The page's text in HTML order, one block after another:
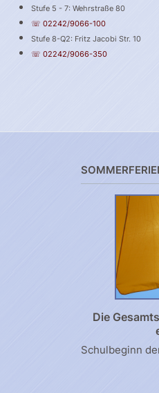
Stufe 5 - 7: Wehrstraße 80
☏ 02242/9066-100
Stufe 8-Q2: Fritz Jacobi Str. 10
☏ 02242/9066-350
Die
Schulbeginn